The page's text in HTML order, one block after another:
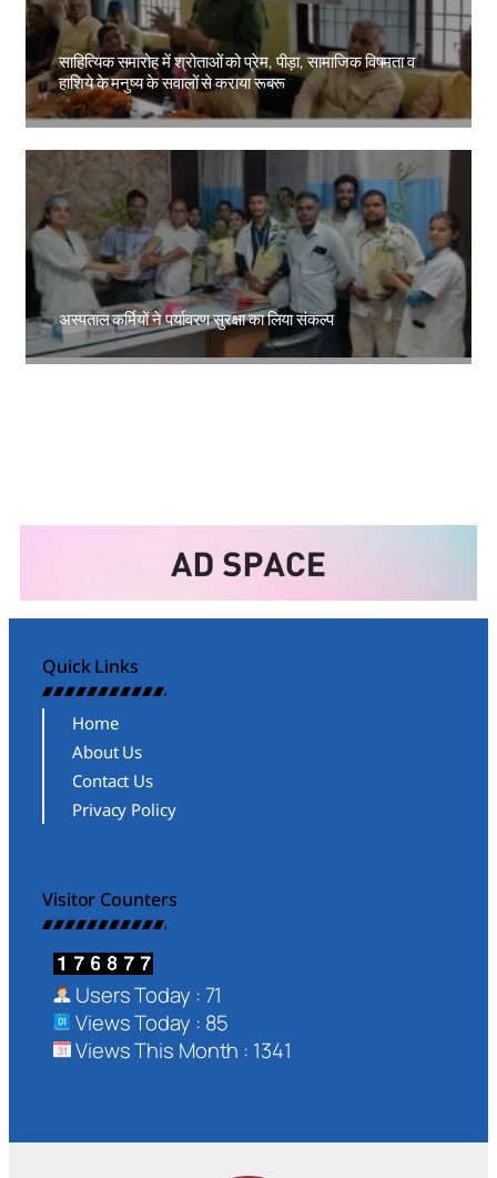
साहित्यिक समारोह में श्रोताओं को प्रेम, पीड़ा, सामाजिक विषमता व
हाशिये के मनुष्य के सवालों से कराया रूबरू
Amit Lekh
अस्पताल कर्मियों ने पर्यावरण सुरक्षा का लिया संकल्प
Amit Lekh
Quick Links
Home
About Us
Contact Us
Privacy Policy
Visitor Counters
Users Today : 71
Views Today : 85
Views This Month : 1341